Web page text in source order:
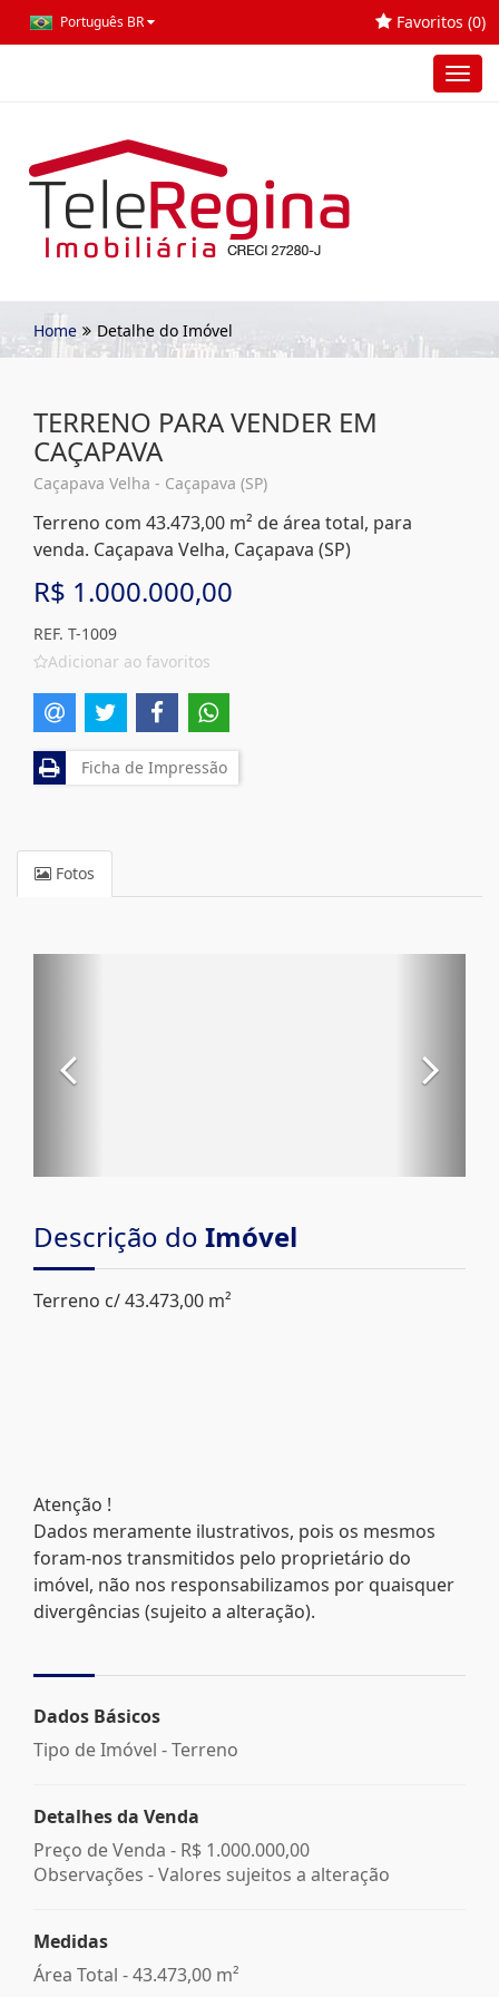
Português BR Favoritos (0)
Home Detalhe do Imóvel
TERRENO PARA VENDER EM
CAÇAPAVA
Caçapava Velha - Caçapava (SP)
Terreno com 43.473,00 m² de área total, para
venda. Caçapava Velha, Caçapava (SP)
R$ 1.000.000,00
REF. T-1009
Adicionar ao favoritos
Ficha de Impressão
Fotos
Descrição do Imóvel
Terreno c/ 43.473,00 m²
Atenção !
Dados meramente ilustrativos, pois os mesmos
foram-nos transmitidos pelo proprietário do
imóvel, não nos responsabilizamos por quaisquer
divergências (sujeito a alteração).
Dados Básicos
Tipo de Imóvel - Terreno
Detalhes da Venda
Preço de Venda - R$ 1.000.000,00
Observações - Valores sujeitos a alteração
Medidas
Área Total - 43.473,00 m²